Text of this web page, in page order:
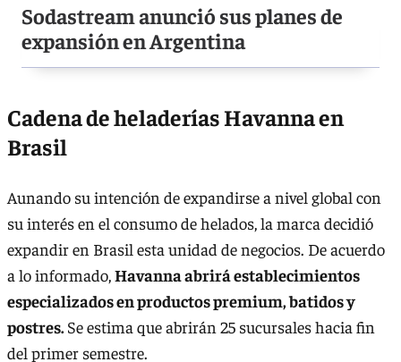
Sodastream anunció sus planes de
expansión en Argentina
Cadena de heladerías Havanna en
Brasil
Aunando su intención de expandirse a nivel global con
su interés en el consumo de helados, la marca decidió
expandir en Brasil esta unidad de negocios. De acuerdo
a lo informado,Havanna abrirá establecimientos
especializados en productos premium, batidos y
postres.Se estima que abrirán 25 sucursales hacia fin
del primer semestre.